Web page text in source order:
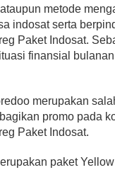
metode
indosat serta
Paket Indosat.
finansial
merupakan
promo pada
Paket Indosat.
paket